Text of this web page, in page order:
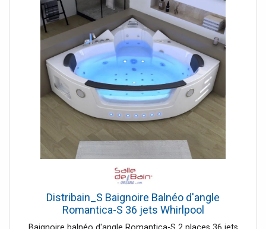
Distribain_S Baignoire Balnéo d'angle
Romantica-S 36 jets Whirlpool